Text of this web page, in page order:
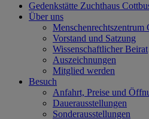
Gedenkstätte Zuchthaus
Über uns
Menschenrechtszentrum
Vorstand und Satzung
Wissenschaftlicher Beirat
Auszeichnungen
Mitglied werden
Besuch
Anfahrt, Preise und
Dauerausstellungen
Sonderausstellungen